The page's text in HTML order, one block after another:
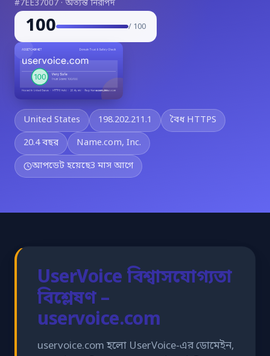
#7EE37007 · অত্যন্ত নিরাপদ
100 / 100
United States 198.202.211.1
বৈধ HTTPS
20.4 বছর
Name.com, Inc.
আপডেট হয়েছে3 মাস আগে
UserVoice বিশ্বাসযোগ্যতা
বিশ্লেষণ –
uservoice.com
uservoice.com হলো UserVoice-এর ডোমেইন,